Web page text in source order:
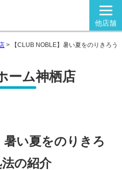
他店舗
>
【CLUB NOBLE】暑い夏をのりきろう
ーム神栖店
暑い夏をのりきろ
の紹介